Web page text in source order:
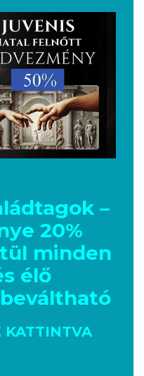
–
20%
minden
élő
KATTINTVA